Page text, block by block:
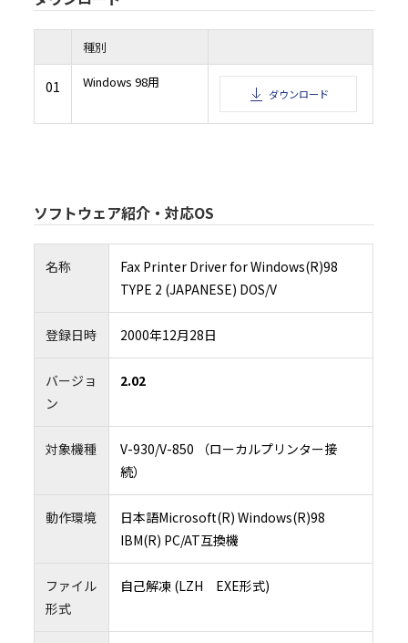
「村田機械」という）の間の法律関係を定める為の使用許諾契約です。
なお、本ソフトウェアには、村田機械又は村田機械が本契約に基づきお客様に対して
1.2 本ソフトウェアをダウンロード、インストール又は使用した時点で、お客様は、
証、責任の制限等を含む本契約書の条項に同意したものとします。本契約書の条項に
場合は、本ソフトウェアをダウンロード、インストール及び使用することはできませ
２．知的財産権及び所有権
４．制限
4.1 お客様は、本契約書の条項に従って本ソフトウェアを使用するものとします。
された、又は別の方法で伝えられた、技術説明、制限事項、注意点に従って本ソフト
いものとします。また、お客様は、本ソフトウェアの使用に際し、自身の費用と責任
品内に保存されたデータのバックアップを作成する等、データの管理保全のために必
じるものとします。
4.3 お客様は、お客様の所属する企業又は団体のために本ソフトウェアをインストー
4.4 お客様は、村田機械又は村田機械のライセンサーが、事前に通知すること無く本
をいつでもアップデート又は変更することが可能である旨を承認したものとします。
５．禁止事項
コンパイル又は逆アセンブルしてはなりません。
フトウェアを賃貸、販売、頒布、貸与、使用許諾、譲渡、移転、又はその他の方法で
６．保証及び責任の制限
6.1 本ソフトウェアは、お客様の保有する本製品の動作環境において、全て正常に動
保証するものではなく、村田機械は、本ソフトウェアの機能、性能及び品質がお客様
6.2 本ソフトウェアは、お客様に事前に通知することなく、村田機械又は村田機械の
る本製品の動作環境において、全て正常に動作することを保証するものではなく、本
の機能、性能及び品質がお客様の特定目的に適合することを、明示たると黙示たると
らの保証も致しません。なお、アップデート又は変更に関する情報提供につきまして
性、提供時期、提供方法等すべて村田機械の裁量により決定させていただきます。
施すよう努力するものとします。
6.4 村田機械及び村田機械のライセンサーは、本ソフトウェアの利用に関し、お客様
断による損害、企業情報の損失、本製品及び本製品と直接又は間接に接続された機器
じた場合でも、一切その責任を負いません。但し、当該損害が村田機械若しくは村田
種別
01 Windows 98用
ダウンロード
ソフトウェア紹介・対応OS
名称
Fax Printer Driver for Windows(R)98
TYPE 2 (JAPANESE) DOS/V
登録日時 2000年12月28日
バージョ
ン
2.02
対象機種
V-930/V-850 （ローカルプリンター接
続）
動作環境
日本語Microsoft(R) Windows(R)98
IBM(R) PC/AT互換機
ファイル
形式
自己解凍 (LZH EXE形式)